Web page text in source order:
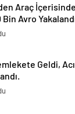
Araç
Avro
Geldi,